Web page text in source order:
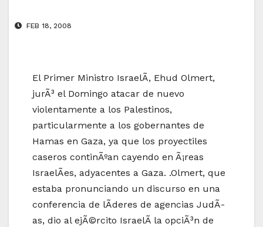
FEB 18, 2008
El Primer Ministro IsraelÃ­, Ehud Olmert,
jurÃ³ el Domingo atacar de nuevo
violentamente a los Palestinos,
particularmente a los gobernantes de
Hamas en Gaza, ya que los proyectiles
caseros continÃºan cayendo en Ã¡reas
IsraelÃ­es, adyacentes a Gaza. .Olmert, que
estaba pronunciando un discurso en una
conferencia de lÃ­deres de agencias JudÃ­
as, dio al ejÃ©rcito IsraelÃ­ la opciÃ³n de